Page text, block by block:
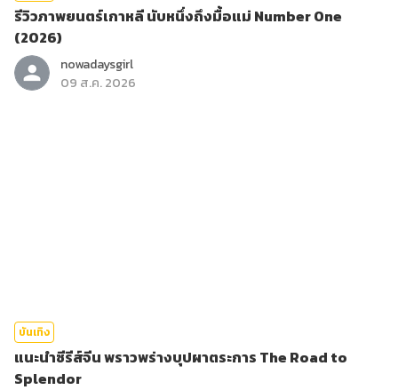
รีวิวภาพยนตร์เกาหลี นับหนึ่งถึงมื้อแม่ Number One
(2026)
nowadaysgirl
09 ส.ค. 2026
บันเทิง
แนะนำซีรีส์จีน พราวพร่างบุปผาตระการ The Road to
Splendor